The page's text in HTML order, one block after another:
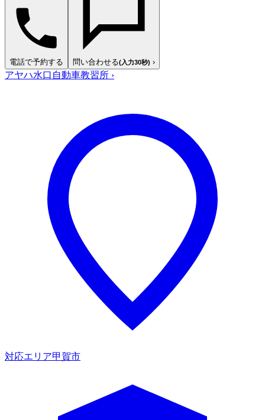
電話で予約する 問い合わせる(入力30秒) ›
アヤハ水口自動車教習所 ›
対応エリア甲賀市